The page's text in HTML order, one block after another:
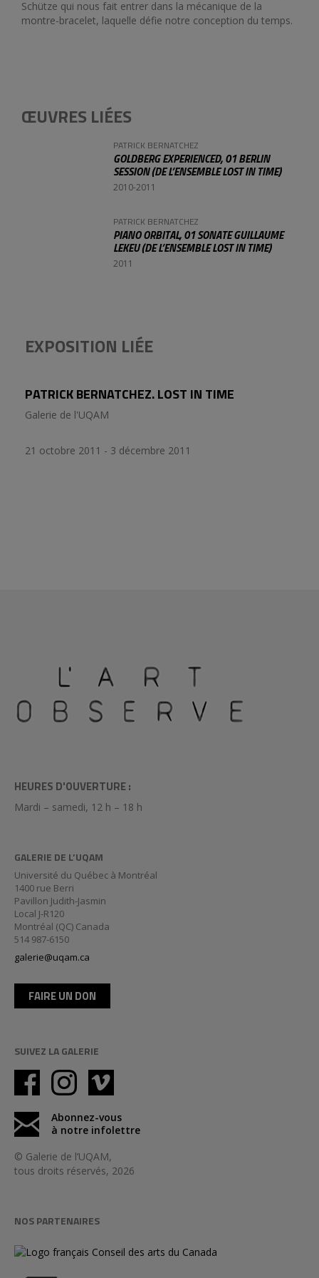
Schütze qui nous fait entrer dans la mécanique de la
montre-bracelet, laquelle défie notre conception du temps.
ŒUVRES LIÉES
PATRICK BERNATCHEZ
GOLDBERG EXPERIENCED, 01 BERLIN
SESSION (DE L’ENSEMBLE LOST IN TIME)
2010-2011
PATRICK BERNATCHEZ
PIANO ORBITAL, 01 SONATE GUILLAUME
LEKEU (DE L’ENSEMBLE LOST IN TIME)
2011
EXPOSITION LIÉE
PATRICK BERNATCHEZ. LOST IN TIME
Galerie de l'UQAM
21 octobre 2011 - 3 décembre 2011
HEURES D'OUVERTURE :
Mardi – samedi, 12 h – 18 h
GALERIE DE L’UQAM
Université du Québec à Montréal
1400 rue Berri
Pavillon Judith-Jasmin
Local J-R120
Montréal (QC) Canada
514 987-6150
galerie@uqam.ca
FAIRE UN DON
SUIVEZ LA GALERIE
Abonnez-vous
à notre infolettre
© Galerie de l’UQAM,
tous droits réservés, 2026
NOS PARTENAIRES